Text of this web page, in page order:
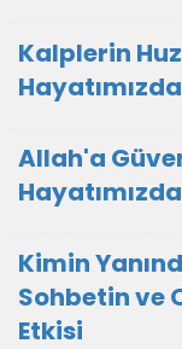
Kalplerin
Allah'a
Kimin
Sohbetin ve
Etkisi